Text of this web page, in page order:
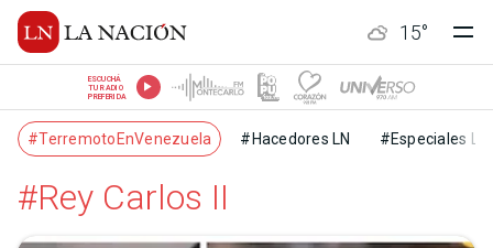
15°
ESCUCHÁ
TU RADIO
PREFERIDA
#TerremotoEnVenezuela #Hacedores LN #Especiales LN
#Rey Carlos II